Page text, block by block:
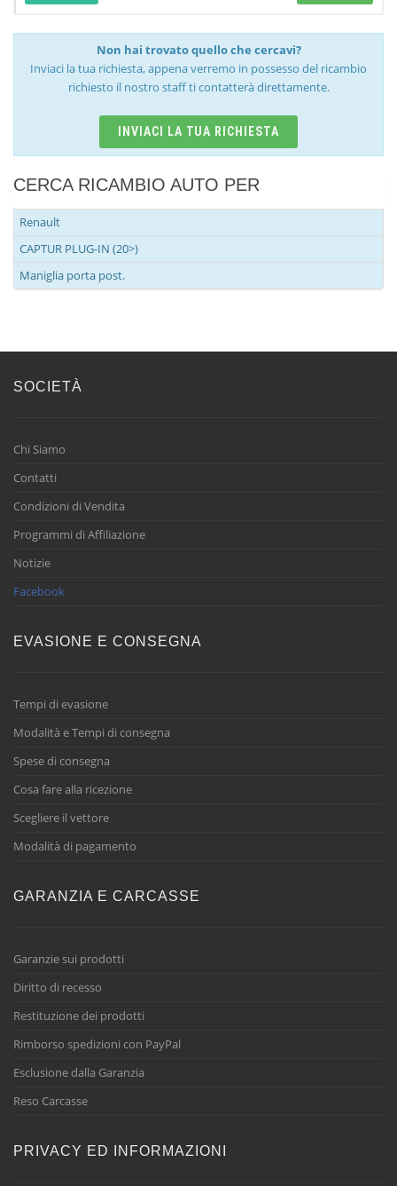
Non hai trovato quello che cercavi?
Inviaci la tua richiesta, appena verremo in possesso del ricambio
richiesto il nostro staff ti contatterà direttamente.
INVIACI LA TUA RICHIESTA
CERCA RICAMBIO AUTO PER
Renault
CAPTUR PLUG-IN (20>)
Maniglia porta post.
SOCIETÀ
Chi Siamo
Contatti
Condizioni di Vendita
Programmi di Affiliazione
Notizie
Facebook
EVASIONE E CONSEGNA
Tempi di evasione
Modalità e Tempi di consegna
Spese di consegna
Cosa fare alla ricezione
Scegliere il vettore
Modalità di pagamento
GARANZIA E CARCASSE
Garanzie sui prodotti
Diritto di recesso
Restituzione dei prodotti
Rimborso spedizioni con PayPal
Esclusione dalla Garanzia
Reso Carcasse
PRIVACY ED INFORMAZIONI